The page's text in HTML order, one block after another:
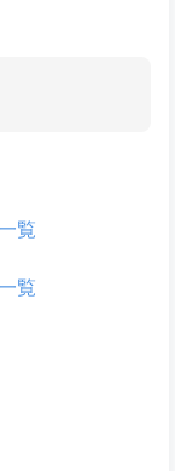
覧
覧